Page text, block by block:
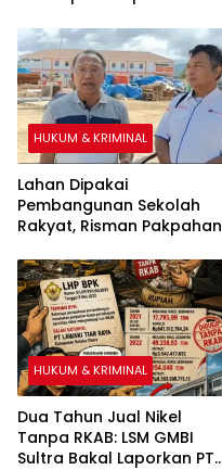
Khusus
HUKUM & KRIMINAL
Lahan Dipakai
Pembangunan Sekolah
Rakyat, Risman Pakpahan
Rugi Ke Kemensos RI
HUKUM & KRIMINAL
Dua Tahun Jual Nikel
Tanpa RKAB: LSM GMBI
Sultra Bakal Laporkan PT